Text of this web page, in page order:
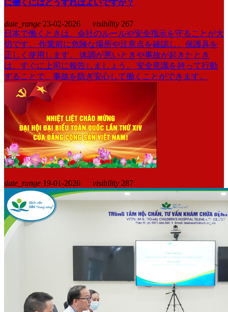
に働くにはどうすればよいですか？
date_range 23-02-2026 visibility 267
日本で働くときは、会社のルールや安全指示を守ることが大
切です。 作業前に危険な場所や注意点を確認し、保護具を
正しく使用します。 体調が悪いときや事故が起きたとき
は、すぐに上司に報告しましょう。 安全意識を持って行動
することで、事故を防ぎ安心して働くことができます。
date_range 19-01-2026 visibility 287